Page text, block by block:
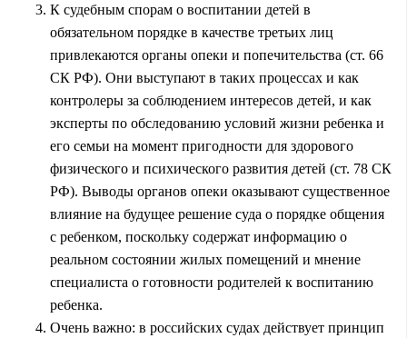
К судебным спорам о воспитании детей в
обязательном порядке в качестве третьих лиц
привлекаются органы опеки и попечительства (ст. 66
СК РФ). Они выступают в таких процессах и как
контролеры за соблюдением интересов детей, и как
эксперты по обследованию условий жизни ребенка и
его семьи на момент пригодности для здорового
физического и психического развития детей (ст. 78 СК
РФ). Выводы органов опеки оказывают существенное
влияние на будущее решение суда о порядке общения
с ребенком, поскольку содержат информацию о
реальном состоянии жилых помещений и мнение
специалиста о готовности родителей к воспитанию
ребенка.
Очень важно: в российских судах действует принцип